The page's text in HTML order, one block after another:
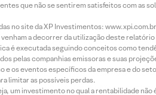
que não se sentirem satisfeitos com as
no site da XP Investimentos:
a decorrer da utilização deste
é executada seguindo conceitos como
pelas companhias emissoras e suas
os eventos específicos da empresa e do
limitar as possíveis perdas.
um investimento no qual a rentabilidade